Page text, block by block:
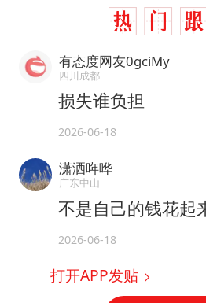
有态度网友0gciMy
四川成都
损失谁负担
2026-06-18
潇洒哖哗
广东中山
不是自己的钱花起
2026-06-18
打开APP发贴